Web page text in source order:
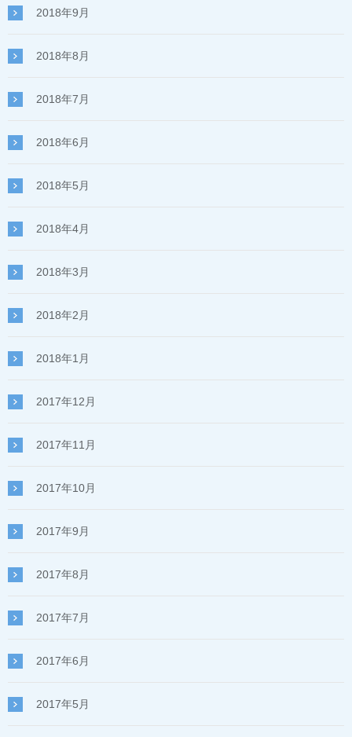
2018年9月
2018年8月
2018年7月
2018年6月
2018年5月
2018年4月
2018年3月
2018年2月
2018年1月
2017年12月
2017年11月
2017年10月
2017年9月
2017年8月
2017年7月
2017年6月
2017年5月